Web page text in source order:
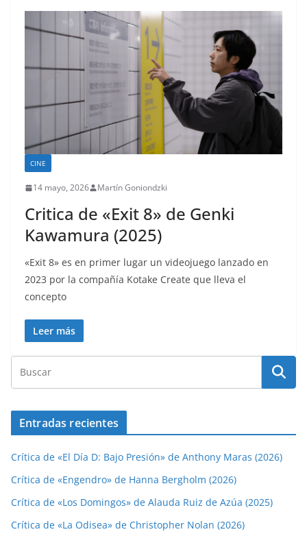
CINE
14 mayo, 2026 Martín Goniondzki
Critica de «Exit 8» de Genki
Kawamura (2025)
«Exit 8» es en primer lugar un videojuego lanzado en
2023 por la compañía Kotake Create que lleva el
concepto
Leer más
Entradas recientes
Crítica de «El Día D: Bajo Presión» de Anthony Maras (2026)
Crítica de «Engendro» de Hanna Bergholm (2026)
Crítica de «Los Domingos» de Alauda Ruiz de Azúa (2025)
Crítica de «La Odisea» de Christopher Nolan (2026)